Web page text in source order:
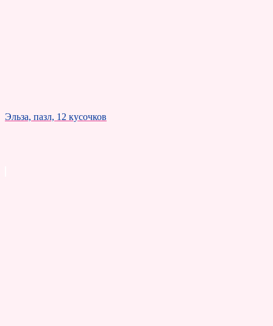
Эльза, пазл, 12 кусочков